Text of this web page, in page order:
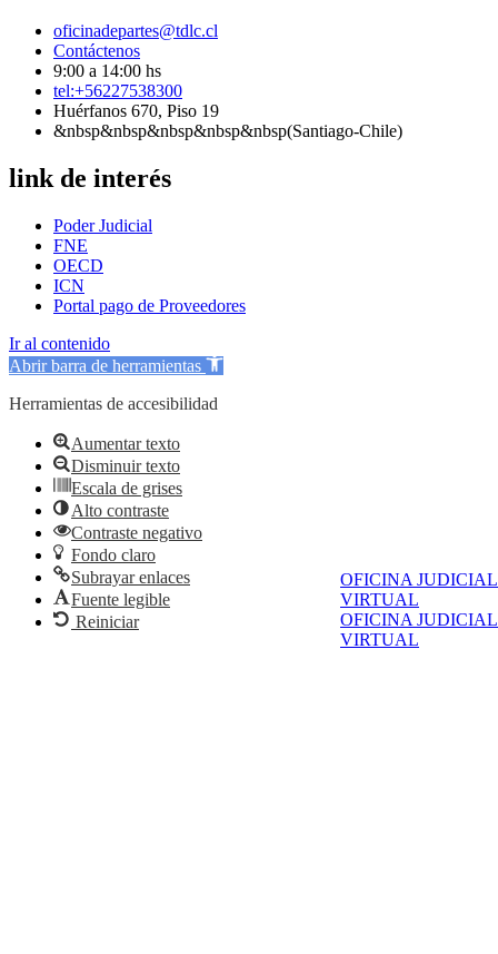
OFICINA JUDICIAL
VIRTUAL
OFICINA JUDICIAL
VIRTUAL
oficinadepartes@tdlc.cl
Contáctenos
9:00 a 14:00 hs
tel:+56227538300
Huérfanos 670, Piso 19
&nbsp&nbsp&nbsp&nbsp&nbsp(Santiago-Chile)
link de interés
Poder Judicial
FNE
OECD
ICN
Portal pago de Proveedores
Ir al contenido
Abrir barra de herramientas
Herramientas de accesibilidad
Aumentar texto
Disminuir texto
Escala de grises
Alto contraste
Contraste negativo
Fondo claro
Subrayar enlaces
Fuente legible
Reiniciar